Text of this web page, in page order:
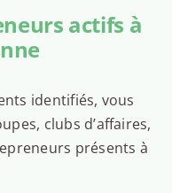
actifs à
identifiés, vous
clubs d’affaires,
présents à